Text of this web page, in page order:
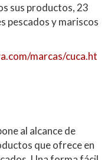
sus productos, 23
pescados y mariscos
marcas/cuca.ht
al alcance de
que ofrece en